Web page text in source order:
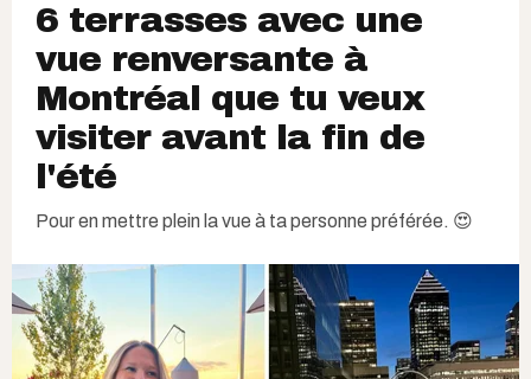
6 terrasses avec une
vue renversante à
Montréal que tu veux
visiter avant la fin de
l'été
Pour en mettre plein la vue à ta personne préférée. 😍